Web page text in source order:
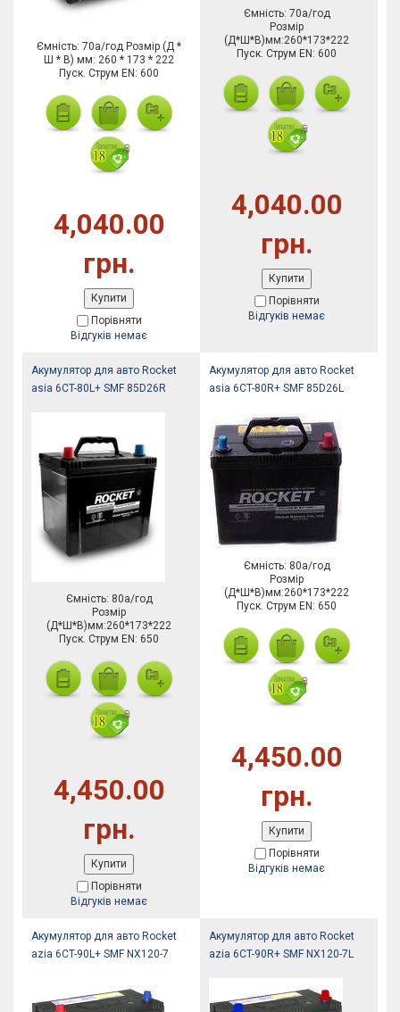
Ємність: 70а/год Розмір (Д *
Ш * В) мм: 260 * 173 * 222
Пуск. Струм EN: 600
4,040.00
грн.
Купити
Порівняти
Відгуків немає
Ємність: 70а/год
Розмір
(Д*Ш*В)мм:260*173*222
Пуск. Струм EN: 600
4,040.00
грн.
Купити
Порівняти
Відгуків немає
Акумулятор для авто Rocket
asia 6CT-80L+ SMF 85D26R
Ємність: 80а/год
Розмір
(Д*Ш*В)мм:260*173*222
Пуск. Струм EN: 650
4,450.00
грн.
Купити
Порівняти
Відгуків немає
Акумулятор для авто Rocket
asia 6CT-80R+ SMF 85D26L
Ємність: 80а/год
Розмір
(Д*Ш*В)мм:260*173*222
Пуск. Струм EN: 650
4,450.00
грн.
Купити
Порівняти
Відгуків немає
Акумулятор для авто Rocket
azia 6CT-90L+ SMF NX120-7
Акумулятор для авто Rocket
azia 6CT-90R+ SMF NX120-7L